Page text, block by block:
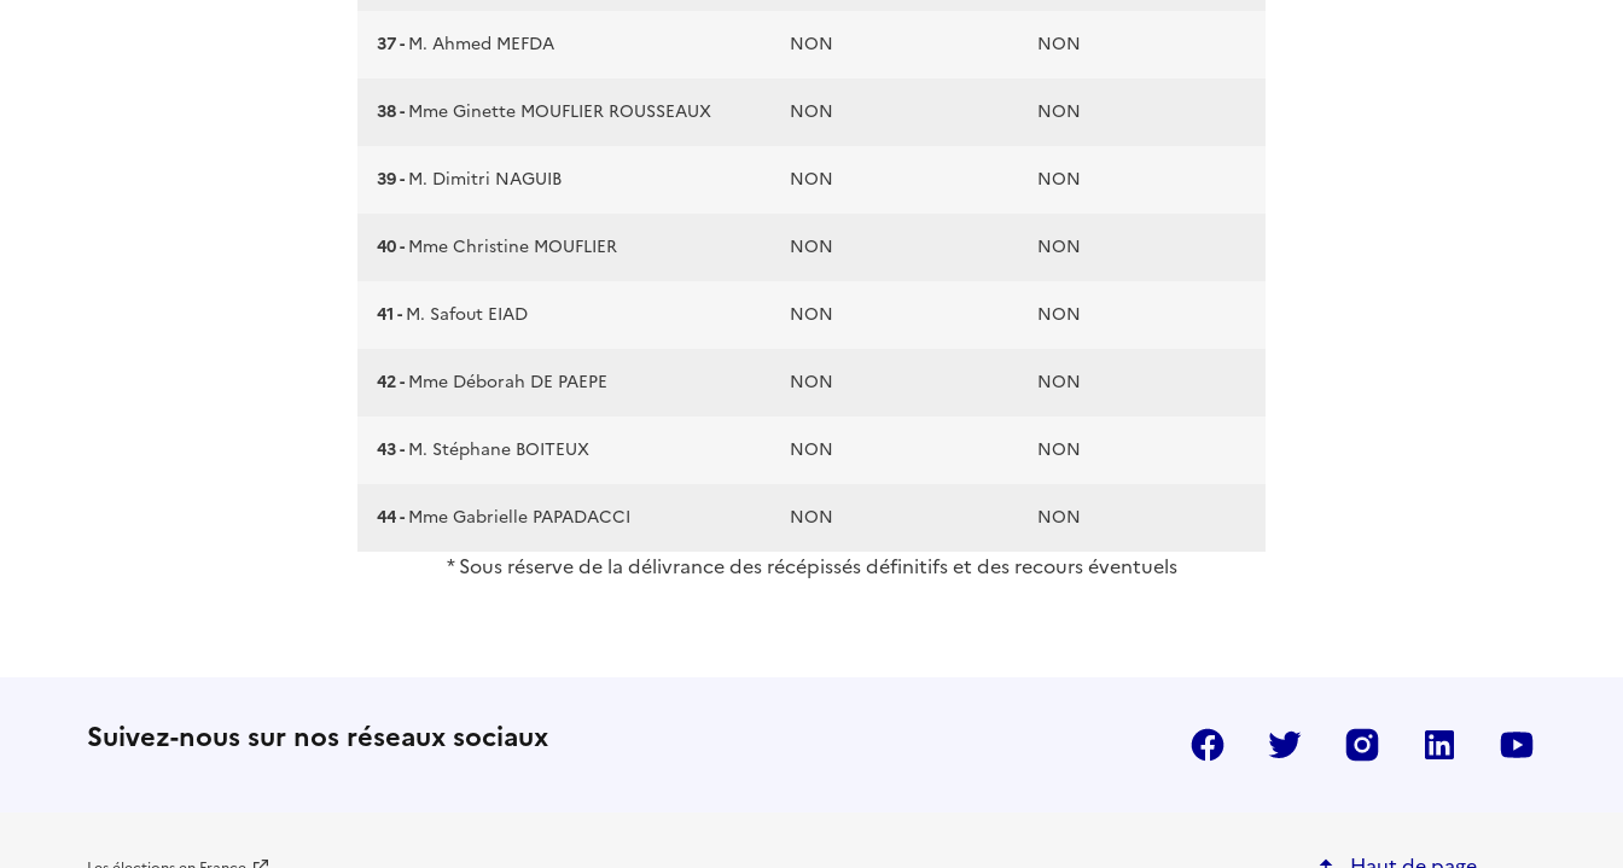
37 -M. Ahmed MEFDA NON NON
38 -Mme Ginette MOUFLIER ROUSSEAUX NON NON
39 -M. Dimitri NAGUIB NON NON
40 -Mme Christine MOUFLIER NON NON
41 -M. Safout EIAD NON NON
42 -Mme Déborah DE PAEPE NON NON
43 -M. Stéphane BOITEUX NON NON
44 -Mme Gabrielle PAPADACCI NON NON
* Sous réserve de la délivrance des récépissés définitifs et des recours éventuels
Suivez-nous sur nos réseaux sociaux Facebook Twitter InstragramLinkedIn